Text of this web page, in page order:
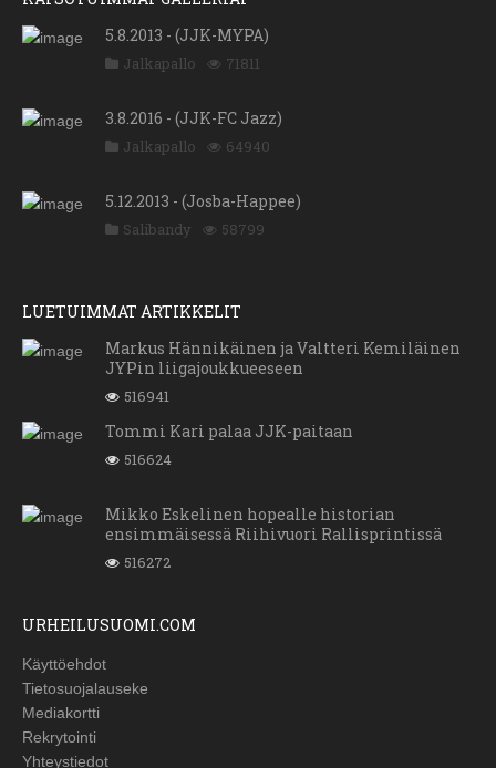
5.8.2013 - (JJK-MYPA)
Jalkapallo 71811
3.8.2016 - (JJK-FC Jazz)
Jalkapallo 64940
5.12.2013 - (Josba-Happee)
Salibandy 58799
LUETUIMMAT ARTIKKELIT
Markus Hännikäinen ja Valtteri Kemiläinen
JYPin liigajoukkueeseen
516941
Tommi Kari palaa JJK-paitaan
516624
Mikko Eskelinen hopealle historian
ensimmäisessä Riihivuori Rallisprintissä
516272
URHEILUSUOMI.COM
Käyttöehdot
Tietosuojalauseke
Mediakortti
Rekrytointi
Yhteystiedot